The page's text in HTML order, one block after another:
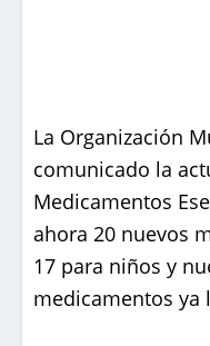
La Organización
comunicado la
Medicamentos
ahora 20 nuevos
17 para niños y
medicamentos ya